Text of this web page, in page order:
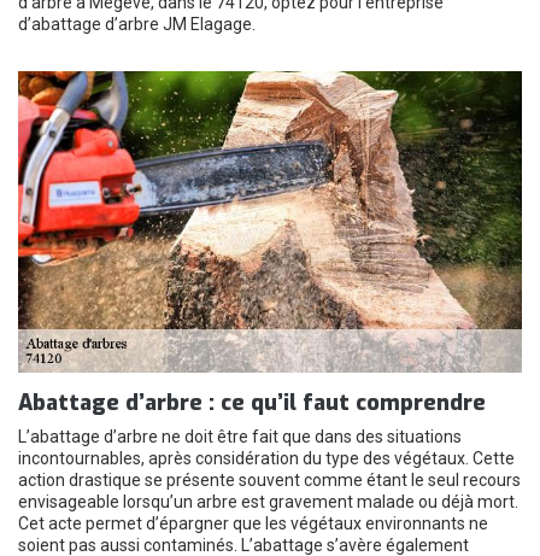
d’abattage d’arbre JM Elagage.
Abattage d’arbre : ce qu’il faut comprendre
L’abattage d’arbre ne doit être fait que dans des situations
incontournables, après considération du type des végétaux. Cette
action drastique se présente souvent comme étant le seul recours
envisageable lorsqu’un arbre est gravement malade ou déjà mort.
Cet acte permet d’épargner que les végétaux environnants ne
soient pas aussi contaminés. L’abattage s’avère également